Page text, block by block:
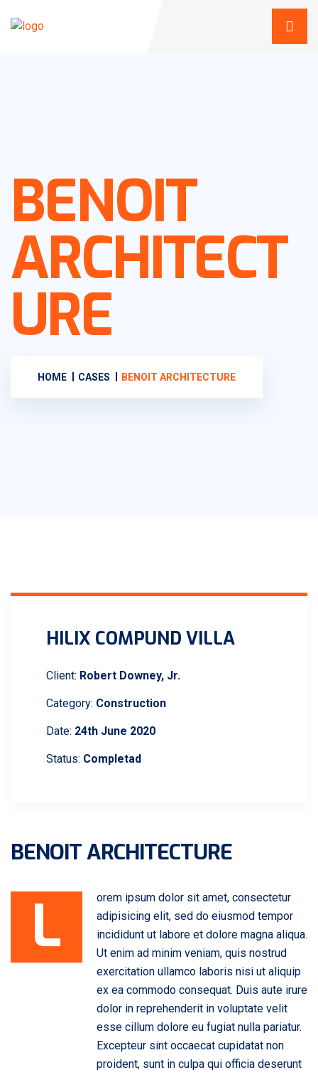
BENOIT
ARCHITECT
URE
HOME CASES BENOIT ARCHITECTURE
HILIX COMPUND VILLA
Client: Robert Downey, Jr.
Category: Construction
Date: 24th June 2020
Status: Completad
BENOIT ARCHITECTURE
L
orem ipsum dolor sit amet, consectetur
adipisicing elit, sed do eiusmod tempor
incididunt ut labore et dolore magna aliqua.
Ut enim ad minim veniam, quis nostrud
exercitation ullamco laboris nisi ut aliquip
ex ea commodo consequat. Duis aute irure
dolor in reprehenderit in voluptate velit
esse cillum dolore eu fugiat nulla pariatur.
Excepteur sint occaecat cupidatat non
proident, sunt in culpa qui officia deserunt